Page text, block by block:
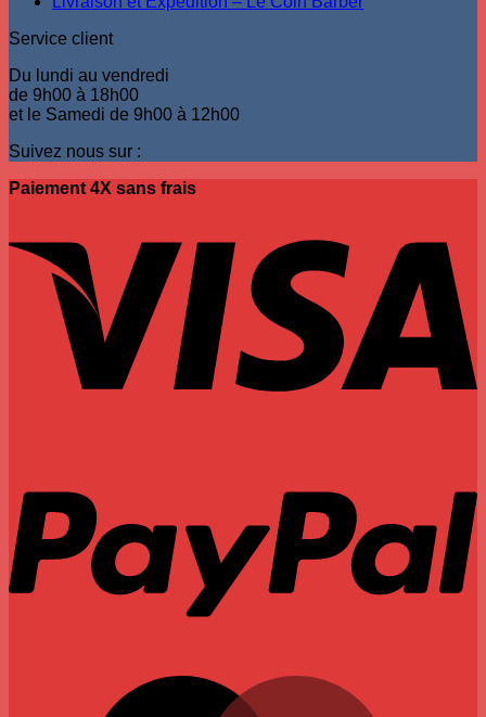
Service client
Du lundi au vendredi
de 9h00 à 18h00
et le Samedi de 9h00 à 12h00
Suivez nous sur :
Paiement 4X sans frais